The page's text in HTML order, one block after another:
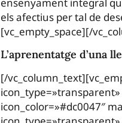
els afectius per tal de
[vc_empty_space][/
L’aprenentatge d’una
[/
icon_color=»#dc0047″